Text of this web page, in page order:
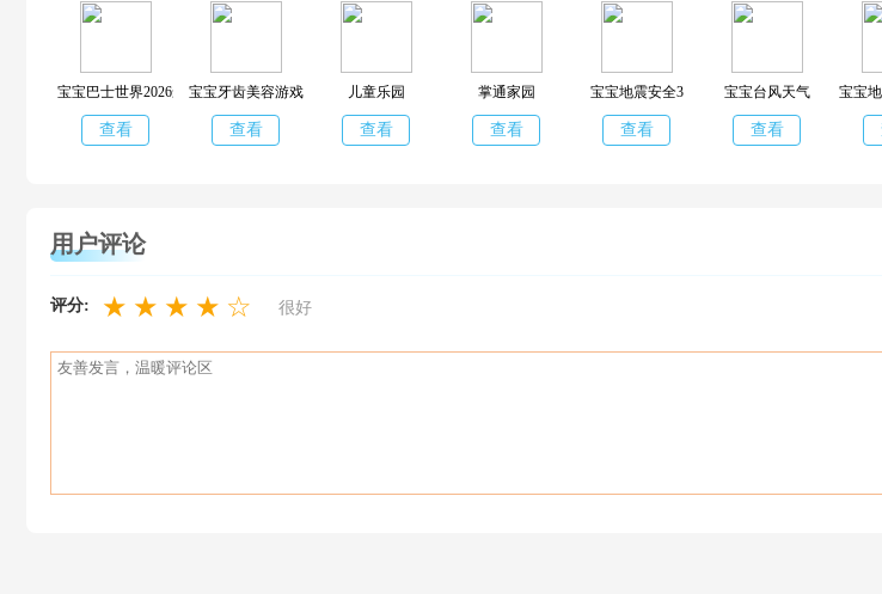
宝宝巴士世界2026最新版本
查看
宝宝牙齿美容游戏
查看
儿童乐园
查看
掌通家园
查看
宝宝地震安全3
查看
宝宝台风天气
查看
宝宝
用户评论
评分: ★ ★ ★ ★ ☆ 很好